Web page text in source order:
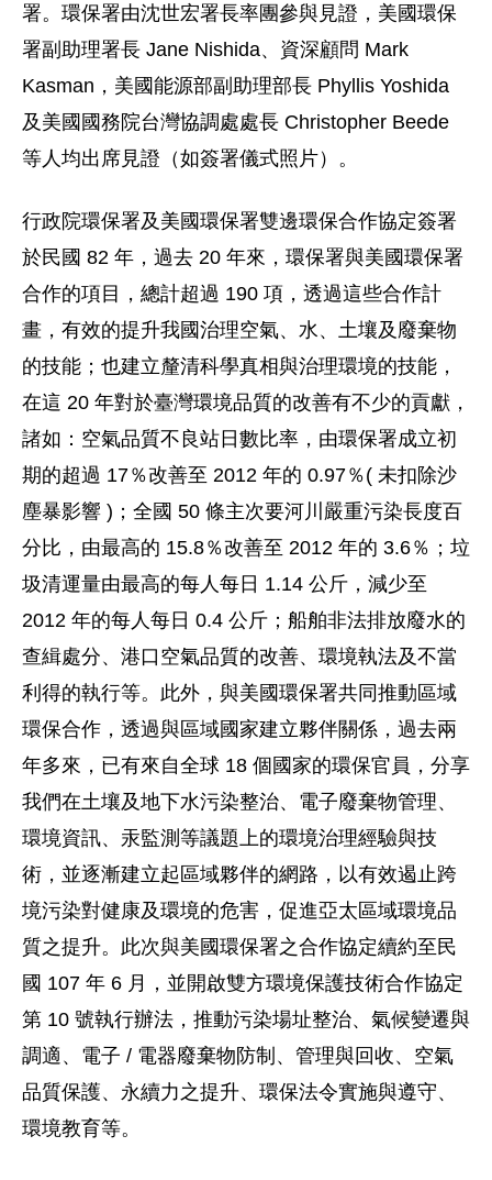
署。環保署由沈世宏署長率團參與見證，美國環保
署副助理署長 Jane Nishida、資深顧問 Mark
Kasman，美國能源部副助理部長 Phyllis Yoshida
及美國國務院台灣協調處處長 Christopher Beede
等人均出席見證（如簽署儀式照片）。
行政院環保署及美國環保署雙邊環保合作協定簽署
於民國 82 年，過去 20 年來，環保署與美國環保署
合作的項目，總計超過 190 項，透過這些合作計
畫，有效的提升我國治理空氣、水、土壤及廢棄物
的技能；也建立釐清科學真相與治理環境的技能，
在這 20 年對於臺灣環境品質的改善有不少的貢獻，
諸如：空氣品質不良站日數比率，由環保署成立初
期的超過 17％改善至 2012 年的 0.97％( 未扣除沙
塵暴影響 )；全國 50 條主次要河川嚴重污染長度百
分比，由最高的 15.8％改善至 2012 年的 3.6％；垃
圾清運量由最高的每人每日 1.14 公斤，減少至
2012 年的每人每日 0.4 公斤；船舶非法排放廢水的
查緝處分、港口空氣品質的改善、環境執法及不當
利得的執行等。此外，與美國環保署共同推動區域
環保合作，透過與區域國家建立夥伴關係，過去兩
年多來，已有來自全球 18 個國家的環保官員，分享
我們在土壤及地下水污染整治、電子廢棄物管理、
環境資訊、汞監測等議題上的環境治理經驗與技
術，並逐漸建立起區域夥伴的網路，以有效遏止跨
境污染對健康及環境的危害，促進亞太區域環境品
質之提升。此次與美國環保署之合作協定續約至民
國 107 年 6 月，並開啟雙方環境保護技術合作協定
第 10 號執行辦法，推動污染場址整治、氣候變遷與
調適、電子 / 電器廢棄物防制、管理與回收、空氣
品質保護、永續力之提升、環保法令實施與遵守、
環境教育等。